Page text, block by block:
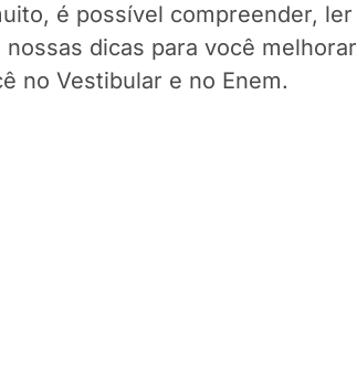
é possível compreender,
dicas para você
no Vestibular e no Enem.